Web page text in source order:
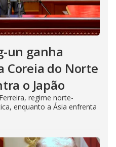
un ganha
Coreia do Norte
o Japão
regime norte-
enquanto a Ásia enfrenta